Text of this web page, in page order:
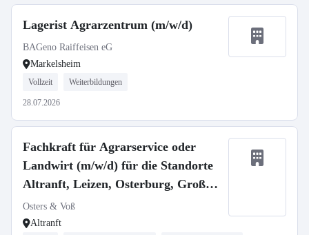
Lagerist Agrarzentrum (m/w/d)
BAGeno Raiffeisen eG
Markelsheim
Vollzeit Weiterbildungen
28.07.2026
Fachkraft für Agrarservice oder
Landwirt (m/w/d) für die Standorte
Altranft, Leizen, Osterburg, Groß
Gottschow
Osters & Voß
Altranft